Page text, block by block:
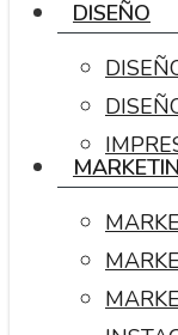
DISEÑO